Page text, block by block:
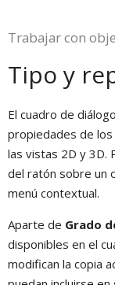
Trabajar con
Tipo y
El cuadro de diálogo
propiedades de
las vistas 2D y 3D.
del ratón sobre un
menú contextual.
Aparte de Grado
disponibles en el
modifican la copia